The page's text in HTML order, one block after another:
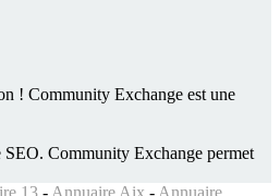
! Community Exchange est une
SEO. Community Exchange permet